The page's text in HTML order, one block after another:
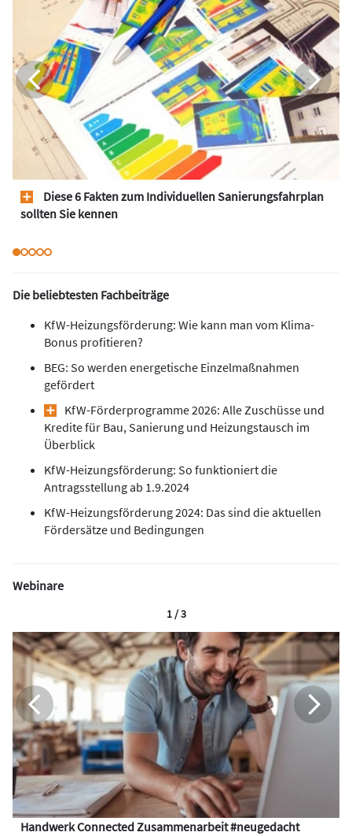
Diese 6 Fakten zum Individuellen Sanierungsfahrplan
sollten Sie kennen
Die beliebtesten Fachbeiträge
KfW-Heizungsförderung: Wie kann man vom Klima-
Bonus profitieren?
BEG: So werden energetische Einzelmaßnahmen
gefördert
KfW-Förderprogramme 2026: Alle Zuschüsse und
Kredite für Bau, Sanierung und Heizungstausch im
Überblick
KfW-Heizungsförderung: So funktioniert die
Antragsstellung ab 1.9.2024
KfW-Heizungsförderung 2024: Das sind die aktuellen
Fördersätze und Bedingungen
Webinare
Handwerk Connected Zusammenarbeit #neugedacht
1 / 3